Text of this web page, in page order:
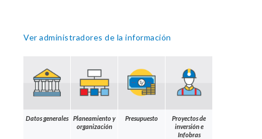
Ver administradores de la información
Datos generales
Planeamiento y
organización
Presupuesto
Proyectos de
inversión e
Infobras